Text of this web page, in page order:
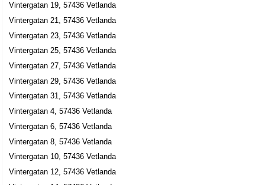
Vintergatan 19, 57436 Vetlanda
Vintergatan 21, 57436 Vetlanda
Vintergatan 23, 57436 Vetlanda
Vintergatan 25, 57436 Vetlanda
Vintergatan 27, 57436 Vetlanda
Vintergatan 29, 57436 Vetlanda
Vintergatan 31, 57436 Vetlanda
Vintergatan 4, 57436 Vetlanda
Vintergatan 6, 57436 Vetlanda
Vintergatan 8, 57436 Vetlanda
Vintergatan 10, 57436 Vetlanda
Vintergatan 12, 57436 Vetlanda